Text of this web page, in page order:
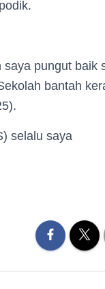
pungut baik
bantah
selalu saya